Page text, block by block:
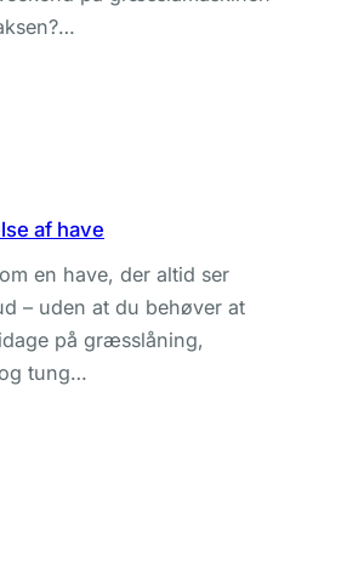
af have
en have, der altid ser
– uden at du behøver at
på græsslåning,
tung…